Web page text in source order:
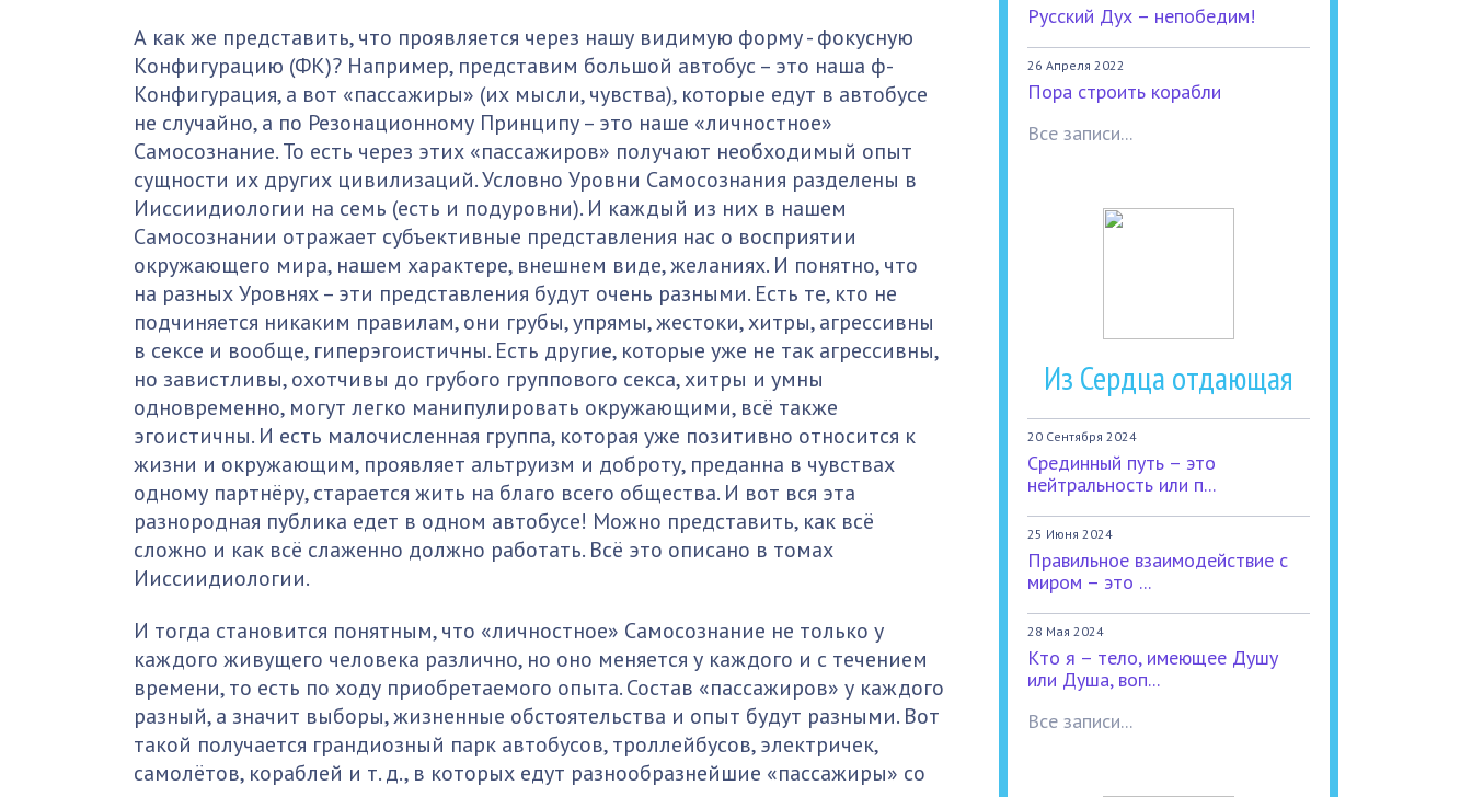
А как же представить, что проявляется через нашу видимую форму - фокусную
Конфигурацию (ФК)? Например, представим большой автобус – это наша ф-
Конфигурация, а вот «пассажиры» (их мысли, чувства), которые едут в автобусе
не случайно, а по Резонационному Принципу – это наше «личностное»
Самосознание. То есть через этих «пассажиров» получают необходимый опыт
сущности их других цивилизаций. Условно Уровни Самосознания разделены в
Ииссиидиологии на семь (есть и подуровни). И каждый из них в нашем
Самосознании отражает субъективные представления нас о восприятии
окружающего мира, нашем характере, внешнем виде, желаниях. И понятно, что
на разных Уровнях – эти представления будут очень разными. Есть те, кто не
подчиняется никаким правилам, они грубы, упрямы, жестоки, хитры, агрессивны
в сексе и вообще, гиперэгоистичны. Есть другие, которые уже не так агрессивны,
но завистливы, охотчивы до грубого группового секса, хитры и умны
одновременно, могут легко манипулировать окружающими, всё также
эгоистичны. И есть малочисленная группа, которая уже позитивно относится к
жизни и окружающим, проявляет альтруизм и доброту, преданна в чувствах
одному партнёру, старается жить на благо всего общества. И вот вся эта
разнородная публика едет в одном автобусе! Можно представить, как всё
сложно и как всё слаженно должно работать. Всё это описано в томах
Ииссиидиологии.
И тогда становится понятным, что «личностное» Самосознание не только у
каждого живущего человека различно, но оно меняется у каждого и с течением
времени, то есть по ходу приобретаемого опыта. Состав «пассажиров» у каждого
разный, а значит выборы, жизненные обстоятельства и опыт будут разными. Вот
такой получается грандиозный парк автобусов, троллейбусов, электричек,
самолётов, кораблей и т. д., в которых едут разнообразнейшие «пассажиры» со
Русский Дух – непобедим!
26 Апреля 2022
Пора строить корабли
Все записи...
Из Сердца отдающая
20 Сентября 2024
Срединный путь – это
нейтральность или п...
25 Июня 2024
Правильное взаимодействие с
миром – это ...
28 Мая 2024
Кто я – тело, имеющее Душу
или Душа, воп...
Все записи...